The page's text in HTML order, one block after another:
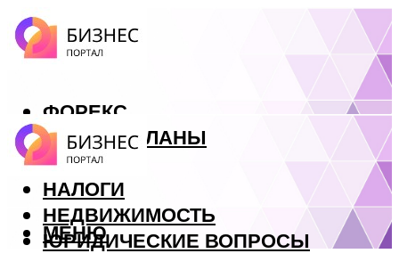
ФОРЕКС
БИЗНЕС ПЛАНЫ
КРЕДИТЫ
НАЛОГИ
НЕДВИЖИМОСТЬ
ЮРИДИЧЕСКИЕ ВОПРОСЫ
МЕНЮ